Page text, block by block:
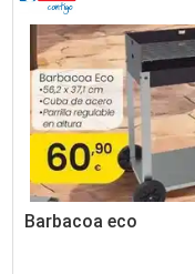
Barbacoa eco